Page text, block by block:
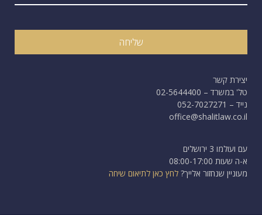
שליחה
יצירת קשר
טל' במשרד – 02-5644400
נייד – 052-7027271
office@shalitlaw.co.il
עם ועולמו 3 ירושלים
א-ה שעות 08:00-17:00
מעוניין שנחזור אלייך? לחץ כאן לתיאום שיחה